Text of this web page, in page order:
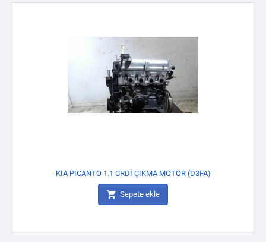
KIA PICANTO 1.1 CRDİ ÇIKMA MOTOR (D3FA)
 Sepete ekle